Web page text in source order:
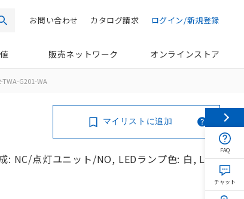
検索 ログイン/新規登録
カタログ請求
お問い合わせ
販売ネットワーク オンラインストア
TWA-G201-WA
: NC/点灯ユニット/NO, LEDランプ色: 白, LED
マイリストに追加
FAQ
チャット